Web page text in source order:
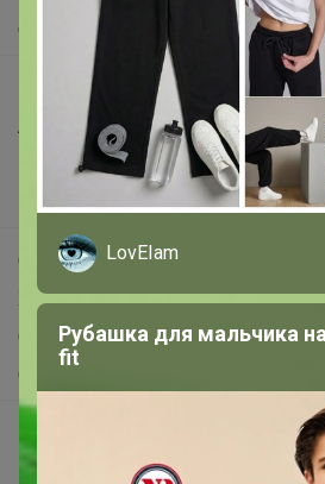
О нас
Все предложения
Анонсы
Новости
Поддержка альпак
Самое выгодное
Хиты продаж
Самое желанное
Самое быстрое
Picabox.ru - Лучшее место для
LovEIam
Рубашка для мальчика
fit